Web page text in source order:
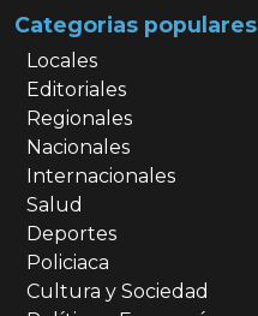
Categorias populares
Locales
Editoriales
Regionales
Nacionales
Internacionales
Salud
Deportes
Policiaca
Cultura y Sociedad